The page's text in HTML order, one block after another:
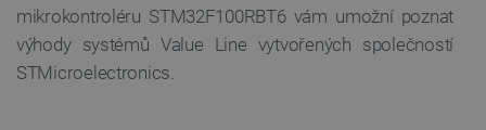
mikrokontroléru STM32F100RBT6 vám umožní poznat
výhody systémů Value Line vytvořených společností
STMicroelectronics.